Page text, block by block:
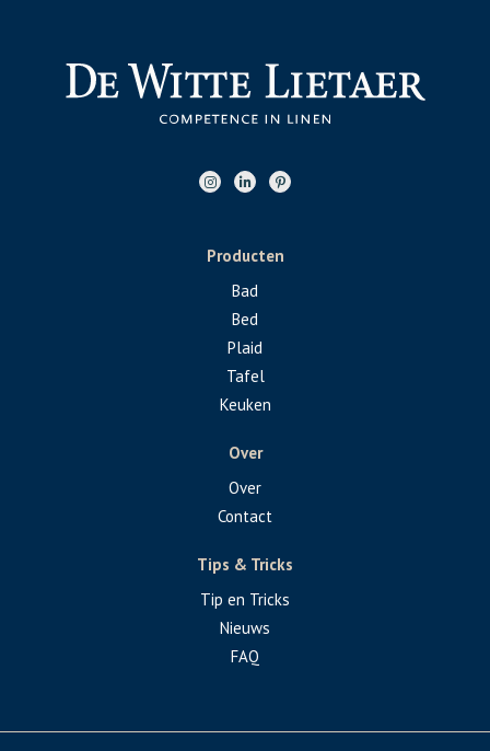
Producten
Bad
Bed
Plaid
Tafel
Keuken
Over
Over
Contact
Tips & Tricks
Tip en Tricks
Nieuws
FAQ